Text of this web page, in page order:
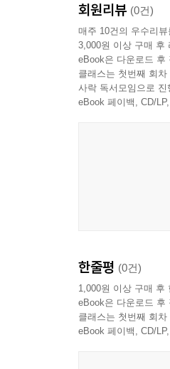
회원리뷰 (0건)
매주 10건의 우수리
3,000원 이상 구매 후
eBook은 다운로드 후
클래스는 첫번째 회
사락 독서모임으로
eBook 페이백, CD/
한줄평 (0건)
1,000원 이상 구매 후
eBook은 다운로드 후
클래스는 첫번째 회
eBook 페이백, CD/